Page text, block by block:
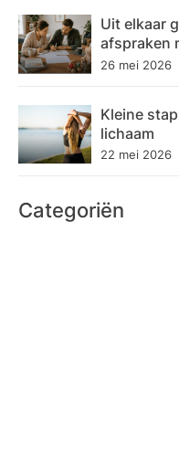
Uit elkaar
afspraken
26 mei 2026
Kleine
lichaam
22 mei 2026
Categoriën